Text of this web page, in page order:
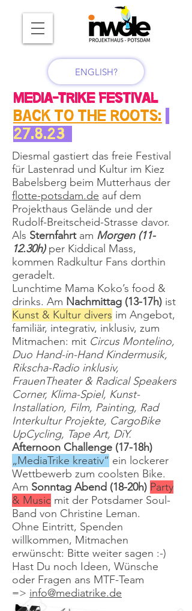
ENGLISH?
Media-Trike Festival
Back to the roots:
27.8.23
Diesmal gastiert das freie Festival
für Lastenrad und Kultur im Kiez
Babelsberg beim Mutterhaus der
flotte-potsdam.de auf dem
Projekthaus Gelände und der
Rudolf-Breitscheid-Strasse davor.
Als Sternfahrtam Morgen (11-
12.30h)per Kiddical Mass,
kommen Radkultur Fans dorthin
geradelt.
Lunchtime Mama Koko’s food &
drinks. Am Nachmittag (13-17h) ist
Kunst & Kultur divers im Angebot,
familiär, integrativ, inklusiv, zum
Mitmachen: mit Circus Montelino,
Duo Hand-in-Hand Kindermusik,
Rikscha-Radio inklusiv,
FrauenTheater & Radical Speakers
Corner, Klima-Spiel, Kunst-
Installation, Film, Painting, Rad
Interkultur Projekte, CargoBike
UpCycling, Tape Art, DiY.
Afternoon Challenge (17-18h)
„MediaTrike kreativ“ ein lockerer
Wettbewerb zum coolsten Bike.
Am Sonntag Abend (18-20h) Party
& Music mit der Potsdamer Soul-
Band von Christine Leman.
Ohne Eintritt, Spenden
willkommen, Mitmachen
erwünscht: Bitte weiter sagen :-)
Hast Du noch Ideen, Wünsche
oder Fragen ans MTF-Team
=> info@mediatrike.de